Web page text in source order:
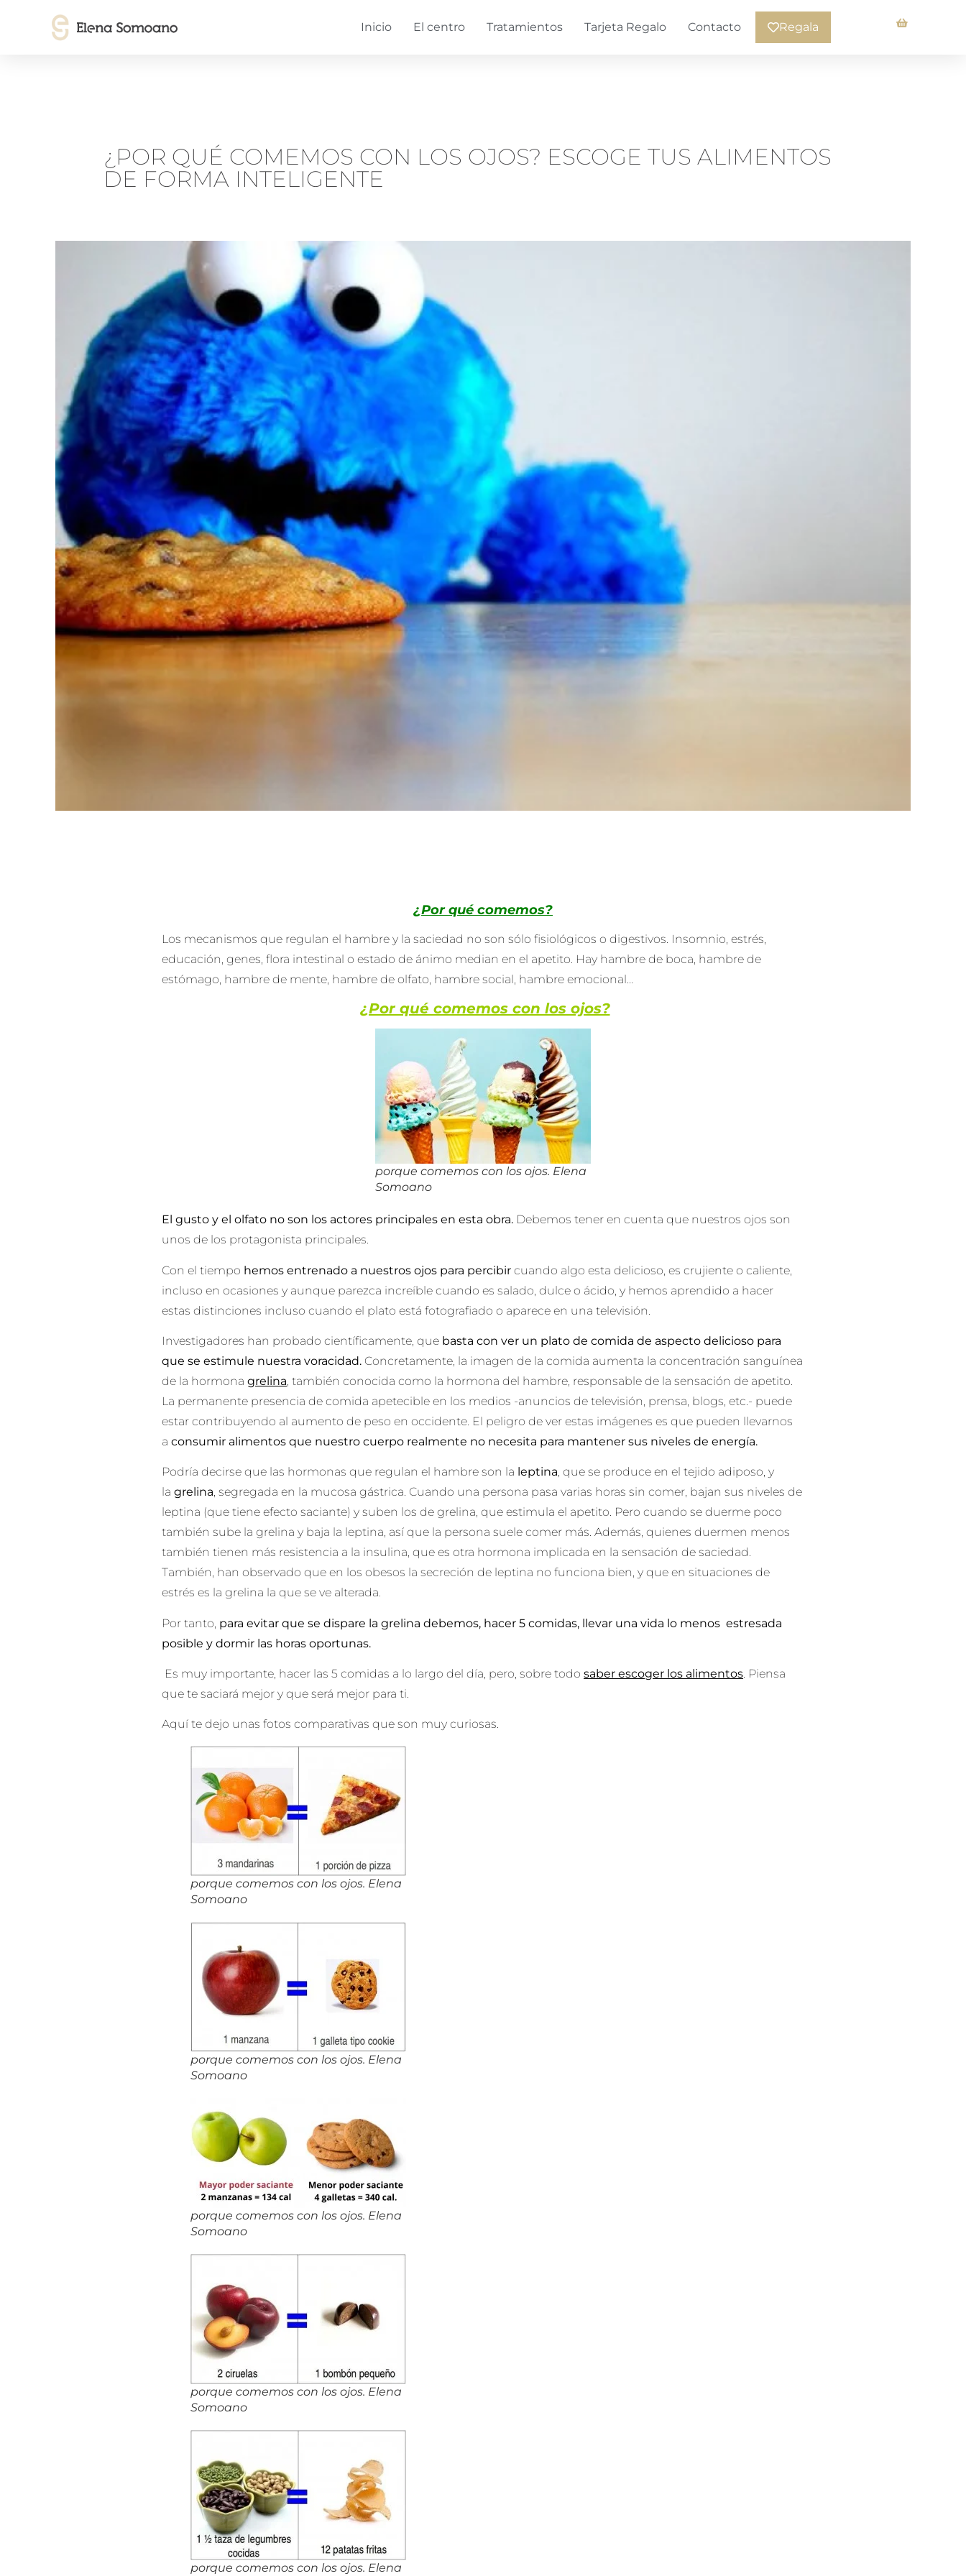
Inicio El centro Tratamientos Tarjeta Regalo Contacto Regala
¿POR QUÉ COMEMOS CON LOS OJOS? ESCOGE TUS ALIMENTOS
DE FORMA INTELIGENTE
¿Por qué comemos?
Los mecanismos que regulan el hambre y la saciedad no son sólo fisiológicos o digestivos. Insomnio, estrés,
educación, genes, flora intestinal o estado de ánimo median en el apetito. Hay hambre de boca, hambre de
estómago, hambre de mente, hambre de olfato, hambre social, hambre emocional…
¿Por qué comemos con los ojos?
porque comemos con los ojos. Elena
Somoano
El gusto y el olfato no son los actores principales en esta obra. Debemos tener en cuenta que nuestros ojos son
unos de los protagonista principales.
Con el tiempo hemos entrenado a nuestros ojos para percibir cuando algo esta delicioso, es crujiente o caliente,
incluso en ocasiones y aunque parezca increíble cuando es salado, dulce o ácido, y hemos aprendido a hacer
estas distinciones incluso cuando el plato está fotografiado o aparece en una televisión.
Investigadores han probado científicamente, que basta con ver un plato de comida de aspecto delicioso para
que se estimule nuestra voracidad. Concretamente, la imagen de la comida aumenta la concentración sanguínea
de la hormonagrelina, también conocida como la hormona del hambre, responsable de la sensación de apetito.
La permanente presencia de comida apetecible en los medios -anuncios de televisión, prensa, blogs, etc.- puede
estar contribuyendo al aumento de peso en occidente. El peligro de ver estas imágenes es que pueden llevarnos
a consumir alimentos que nuestro cuerpo realmente no necesita para mantener sus niveles de energía.
Podría decirse que las hormonas que regulan el hambre son la leptina, que se produce en el tejido adiposo, y
lagrelina, segregada en la mucosa gástrica. Cuando una persona pasa varias horas sin comer, bajan sus niveles de
leptina (que tiene efecto saciante) y suben los de grelina, que estimula el apetito. Pero cuando se duerme poco
también sube la grelina y baja la leptina, así que la persona suele comer más. Además, quienes duermen menos
también tienen más resistencia a la insulina, que es otra hormona implicada en la sensación de saciedad.
También, han observado que en los obesos la secreción de leptina no funciona bien, y que en situaciones de
estrés es la grelina la que se ve alterada.
Por tanto, para evitar que se dispare la grelina debemos, hacer 5 comidas, llevar una vida lo menos estresada
posible y dormir las horas oportunas.
Es muy importante, hacer las 5 comidas a lo largo del día, pero, sobre todosaber escoger los alimentos. Piensa
que te saciará mejor y que será mejor para ti.
Aquí te dejo unas fotos comparativas que son muy curiosas.
porque comemos con los ojos. Elena
Somoano
porque comemos con los ojos. Elena
Somoano
porque comemos con los ojos. Elena
Somoano
porque comemos con los ojos. Elena
Somoano
porque comemos con los ojos. Elena